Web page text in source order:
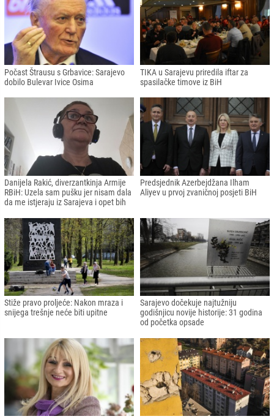
Počast Štrausu s Grbavice: Sarajevo
dobilo Bulevar Ivice Osima
TIKA u Sarajevu priredila iftar za
spasilačke timove iz BiH
Danijela Rakić, diverzantkinja Armije
RBiH: Uzela sam pušku jer nisam dala
da me istjeraju iz Sarajeva i opet bih
Predsjednik Azerbejdžana Ilham
Aliyev u prvoj zvaničnoj posjeti BiH
Stiže pravo proljeće: Nakon mraza i
snijega trešnje neće biti upitne
Sarajevo dočekuje najtužniju
godišnjicu novije historije: 31 godina
od početka opsade